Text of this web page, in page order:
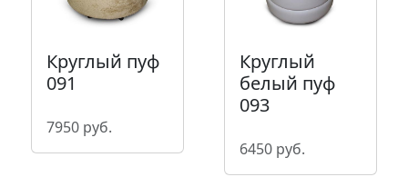
Круглый пуф
091
7950 руб.
Круглый
белый пуф
093
6450 руб.